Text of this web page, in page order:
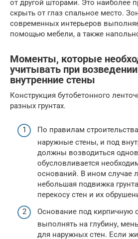
от другой шторами. Это наиболее
скрыть от глаз спальное место.
современных интерьеров
помощью мебели, а также
Моменты, которые
учитывать при
внутренние стены
Конструкция бутобетонного
разных грунтах.
По правилам
наружные стены, и под
должны возводиться
обусловливается
оснований. В ином случае
небольшая подвижка
перекосу стен и их
Основание под кирпичную
выполнять на глубину,
для наружных стен. Если